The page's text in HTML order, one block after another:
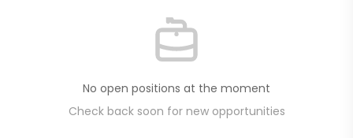
No open positions at the moment
Check back soon for new opportunities